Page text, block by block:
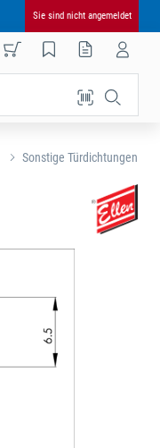
Sie sind nicht angemeldet
Sonstige Türdichtungen